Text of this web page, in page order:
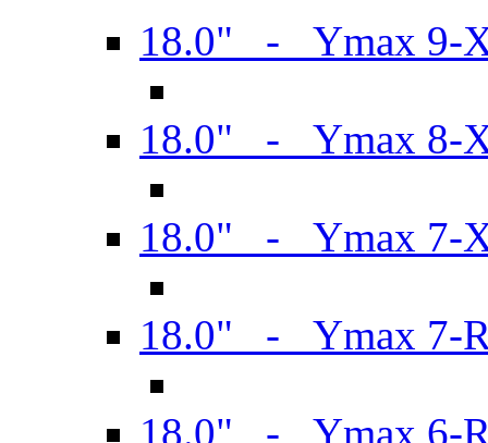
18.0" - Ymax 9-
18.0" - Ymax 8-
18.0" - Ymax 7-
18.0" - Ymax 7-
18.0" - Ymax 6-